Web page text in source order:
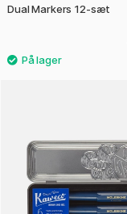
Dual Markers 12-sæt